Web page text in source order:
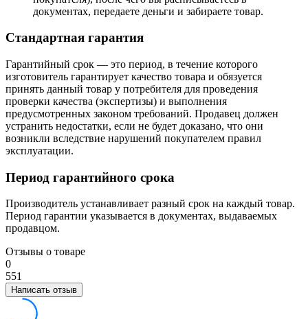
документах, передаете деньги и забираете товар.
Стандартная гарантия
Гарантийный срок — это период, в течение которого
изготовитель гарантирует качество товара и обязуется
принять данный товар у потребителя для проведения
проверки качества (экспертизы) и выполнения
предусмотренных законом требований. Продавец должен
устранить недостатки, если не будет доказано, что они
возникли вследствие нарушений покупателем правил
эксплуатации.
Период гарантийного срока
Производитель устанавливает разный срок на каждый товар.
Период гарантии указывается в документах, выдаваемых
продавцом.
Отзывы о товаре
0
551
Написать отзыв